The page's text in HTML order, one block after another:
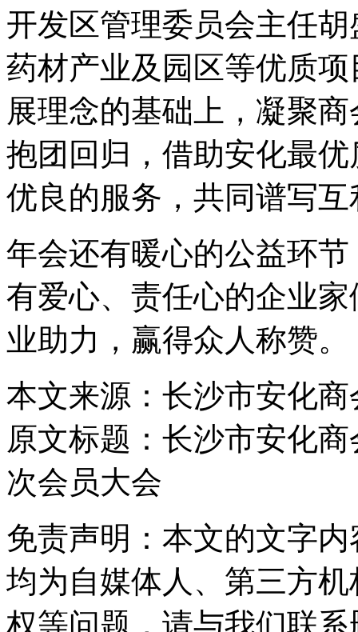
开发区管理委员会主任
药材产业及园区等优质
展理念的基础上，凝聚
抱团回归，借助安化最
优良的服务，共同谱写
年会还有暖心的公益环
有爱心、责任心的企业
业助力，赢得众人称赞。
本文来源：长沙市安化商
原文标题： 长沙市安化
次会员大会
免责声明：本文的文字
均为自媒体人、第三方
权等问题，请与我们联